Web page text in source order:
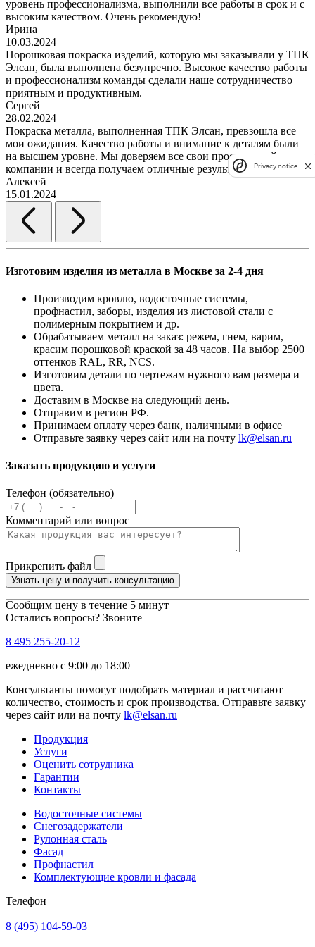
уровень профессионализма, выполнили все работы в срок и с
высоким качеством. Очень рекомендую!
Ирина
10.03.2024
Порошковая покраска изделий, которую мы заказывали у ТПК
Элсан, была выполнена безупречно. Высокое качество работы
и профессионализм команды сделали наше сотрудничество
приятным и продуктивным.
Сергей
28.02.2024
Покраска металла, выполненная ТПК Элсан, превзошла все
мои ожидания. Качество работы и внимание к деталям были
на высшем уровне. Мы доверяем все свои проекты этой
компании и всегда получаем отличные результаты.
Алексей
15.01.2024
Изготовим изделия из металла в Москве за 2-4 дня
Производим кровлю, водосточные системы,
профнастил, заборы, изделия из листовой стали с
полимерным покрытием и др.
Обрабатываем металл на заказ: режем, гнем, варим,
красим порошковой краской за 48 часов. На выбор 2500
оттенков RAL, RR, NCS.
Изготовим детали по чертежам нужного вам размера и
цвета.
Доставим в Москве на следующий день.
Отправим в регион РФ.
Принимаем оплату через банк, наличными в офисе
Отправьте заявку через сайт или на почту lk@elsan.ru
Заказать продукцию и услуги
Телефон (обязательно)
Комментарий или вопрос
Прикрепить файл
Узнать цену и получить консультацию
Сообщим цену в течение 5 минут
Остались вопросы? Звоните
8 495 255-20-12
ежедневно с 9:00 до 18:00
Консультанты помогут подобрать материал и рассчитают
количество, стоимость и срок производства. Отправьте заявку
через сайт или на почту lk@elsan.ru
Продукция
Услуги
Оценить сотрудника
Гарантии
Контакты
Водосточные системы
Снегозадержатели
Рулонная сталь
Фасад
Профнастил
Комплектующие кровли и фасада
Телефон
8 (495) 104-59-03
Privacy notice